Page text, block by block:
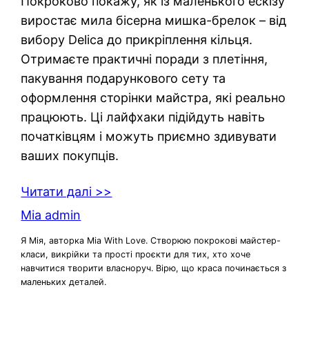
виростає мила бісерна мишка-брелок – від
вибору Delica до прикріплення кільця.
Отримаєте практичні поради з плетіння,
пакування подарункового сету та
оформлення сторінки майстра, які реально
працюють. Ці лайфхаки підійдуть навіть
початківцям і можуть приємно здивувати
ваших покупців.
Читати далі >>
Mia admin
Я Мія, авторка Mia With Love. Створюю покрокові майстер-
класи, викрійки та прості проєкти для тих, хто хоче
навчитися творити власноруч. Вірю, що краса починається з
маленьких деталей.